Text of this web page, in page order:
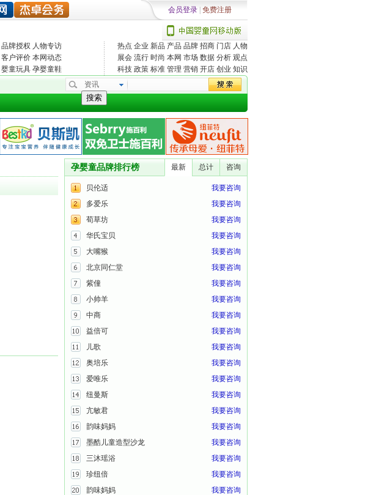
会员登录 免费注册
品牌授权 人物专访
客户评价 本网动态
婴童玩具 孕婴童鞋
热点 企业 新品 产品 品牌 招商 门店 人物
展会 流行 时尚 本网 市场 数据 分析 观点
科技 政策 标准 管理 营销 开店 创业 知识
资讯
搜索
孕婴童品牌排行榜 最新 总计 咨询
我要咨询
贝伦适
我要咨询
多爱乐
我要咨询
荀草坊
我要咨询
华氏宝贝
我要咨询
大嘴猴
我要咨询
北京同仁堂
我要咨询
紫僮
我要咨询
小帅羊
我要咨询
中商
我要咨询
益倍可
我要咨询
儿歌
我要咨询
奥培乐
我要咨询
爱唯乐
我要咨询
纽曼斯
我要咨询
亢敏君
我要咨询
韵味妈妈
我要咨询
墨酷儿童造型沙龙
我要咨询
三沐瑶浴
我要咨询
珍纽倍
我要咨询
韵味妈妈